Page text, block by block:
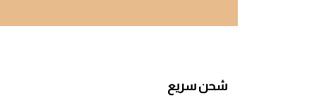
شحن سريع